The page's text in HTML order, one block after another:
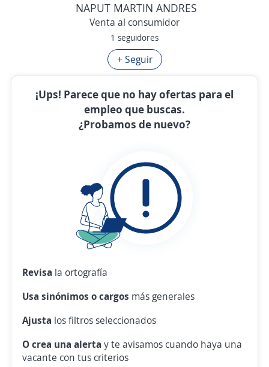
NAPUT MARTIN ANDRES
Venta al consumidor
1 seguidores
+ Seguir
¡Ups! Parece que no hay ofertas para el
empleo que buscas.
¿Probamos de nuevo?
Revisa la ortografía
Usa sinónimos o cargos más generales
Ajusta los filtros seleccionados
O crea una alerta y te avisamos cuando haya una
vacante con tus criterios